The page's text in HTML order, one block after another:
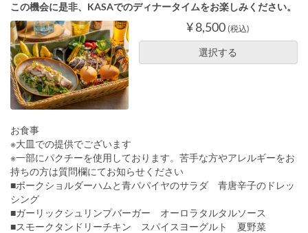
この機会に是非、KASAでのディナータイムをお楽しみください。
¥ 8,500 (税込)
選択する
お食事
※大皿での提供でございます
※一部にパクチーを使用しております。苦手な方やアレルギーをお
持ちの方は質問欄にてお知らせください
■ポークショルダーハムと青パパイヤのサラダ 青唐辛子のドレッ
シング
■ガーリックシュリンプバーガー オーロラタルタルソース
■スモークタンドリーチキン スパイスヨーグルト 夏野菜